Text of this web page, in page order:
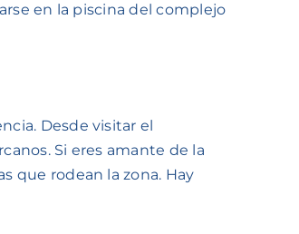
en la piscina del complejo
Desde visitar el
Si eres amante de la
que rodean la zona. Hay